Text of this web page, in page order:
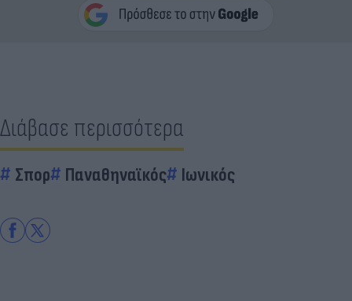
Διάβασε περισσότερα
Σπορ Παναθηναϊκός Ιωνικός